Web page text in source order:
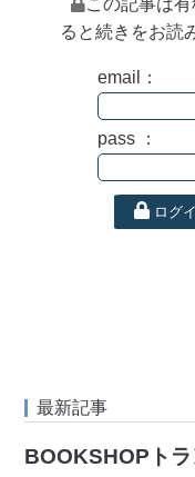
ると続きをお読
email：
pass ：
ログ
最新記事
BOOKSHOPト